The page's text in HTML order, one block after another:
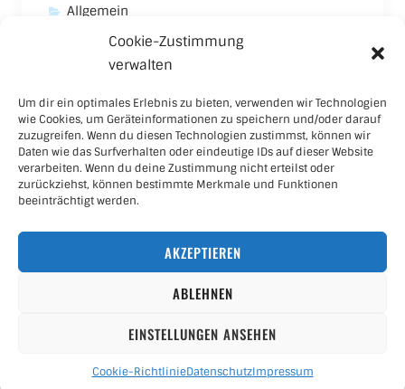
Cookie-Zustimmung
verwalten
Um dir ein optimales Erlebnis zu bieten, verwenden wir Technologien
wie Cookies, um Geräteinformationen zu speichern und/oder darauf
zuzugreifen. Wenn du diesen Technologien zustimmst, können wir
Daten wie das Surfverhalten oder eindeutige IDs auf dieser Website
verarbeiten. Wenn du deine Zustimmung nicht erteilst oder
zurückziehst, können bestimmte Merkmale und Funktionen
beeinträchtigt werden.
AKZEPTIEREN
ABLEHNEN
EINSTELLUNGEN ANSEHEN
Cookie-RichtlinieDatenschutzImpressum
Allgemein
New Balance
Nike
Puma